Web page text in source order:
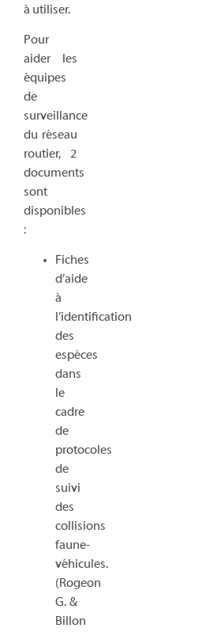
à utiliser.
Pour
aider les
équipes
de
surveillance
du réseau
routier, 2
documents
sont
disponibles
:
Fiches
d’aide
à
l’identification
des
espèces
dans
le
cadre
de
protocoles
de
suivi
des
collisions
faune-
véhicules.
(Rogeon
G. &
Billon